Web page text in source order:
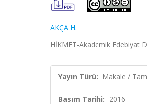
AKÇA H.
HİKMET-Akademik Edebiyat
Yayın Türü: Makale /
Basım Tarihi: 2016